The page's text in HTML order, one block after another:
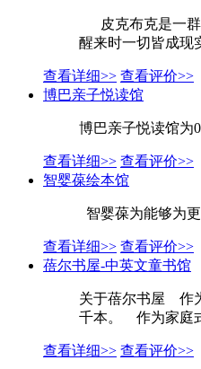
皮克布克是一群
醒来时一切皆成现
查看详细>> 查看评价>>
博巴亲子悦读馆
博巴亲子悦读馆为
查看详细>> 查看评价>>
智婴葆绘本馆
智婴葆为能够为
查看详细>> 查看评价>>
蓓尔书屋-中英文童书馆
关于蓓尔书屋 作
千本。 作为家庭
查看详细>> 查看评价>>